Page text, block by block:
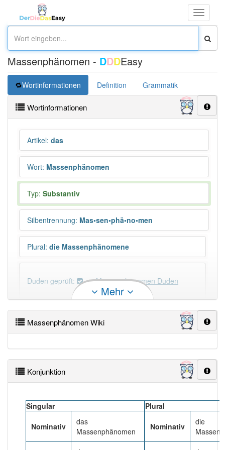
Toggle
Massenphänomen - DDDEasy
Wortinformationen Definition Grammatik
Wortinformationen
Artikel: das
Wort: Massenphänomen
Typ: Substantiv
Silbentrennung: Mas•sen•phä•no•men
Plural: die Massenphänomene
Duden geprüft: Massenphänomen Duden
PowerIndex:2
Häufigkeit: 2 von 10
einem anderen Artikel
Mehr
Massenphänomen Wiki
Konjunktion
Singular
Nominativ
das
Massenphänomen
Plural
Nominativ
die